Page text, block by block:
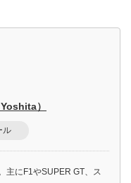
）
ル
主にF1やSUPER GT、ス